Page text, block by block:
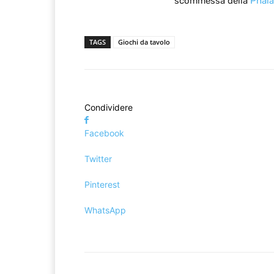
TAGS Giochi da tavolo
Condividere
Facebook
Twitter
Pinterest
WhatsApp